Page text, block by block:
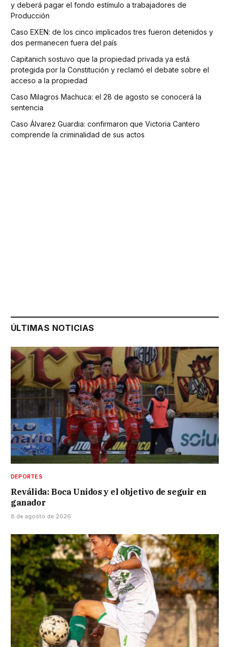
y deberá pagar el fondo estímulo a trabajadores de
Producción
Caso EXEN: de los cinco implicados tres fueron detenidos y
dos permanecen fuera del país
Capitanich sostuvo que la propiedad privada ya está
protegida por la Constitución y reclamó el debate sobre el
acceso a la propiedad
Caso Milagros Machuca: el 28 de agosto se conocerá la
sentencia
Caso Álvarez Guardia: confirmaron que Victoria Cantero
comprende la criminalidad de sus actos
ÚLTIMAS NOTICIAS
DEPORTES
Reválida: Boca Unidos y el objetivo de seguir en
ganador
8 de agosto de 2026